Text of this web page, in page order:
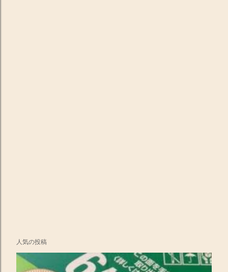
人気の投稿